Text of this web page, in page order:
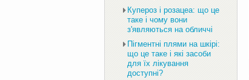
Купероз і розацеа: що це
таке і чому вони
з'являються на обличчі
Пігментні плями на шкірі:
що це таке і які засоби
для їх лікування
доступні?